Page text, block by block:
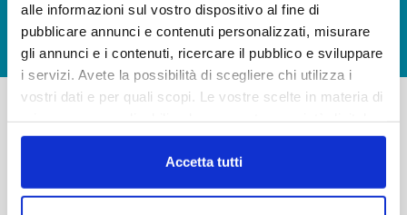
alle informazioni sul vostro dispositivo al fine di
pubblicare annunci e contenuti personalizzati, misurare
gli annunci e i contenuti, ricercare il pubblico e sviluppare
i servizi. Avete la possibilità di scegliere chi utilizza i
vostri dati e per quali scopi. Le vostre scelte in materia di
in cui avete effettuato le vostre scelte. È possibile
modificare o revocare il proprio consenso in qualsiasi
momento dalla Dichiarazione sui cookie o facendo clic
Accetta tutti
GIUDICA IL SERVIZIO
LAVORA CON NOI
Via Villamagna 90/c -
-
FAQ
PRIVACY POLICY